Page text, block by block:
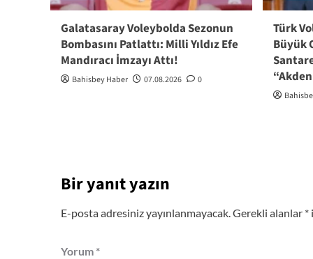
Galatasaray Voleybolda Sezonun
Bombasını Patlattı: Milli Yıldız Efe
Mandıracı İmzayı Attı!
Bahisbey Haber 07.08.2026 0
Türk
Büyük
Bir yanıt yazın
E-posta adresiniz yayınlanmayacak.Gerekli alanlar *
Yorum *